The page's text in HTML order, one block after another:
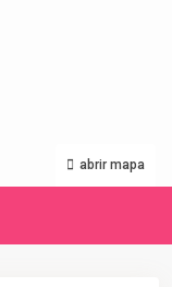
abrir mapa